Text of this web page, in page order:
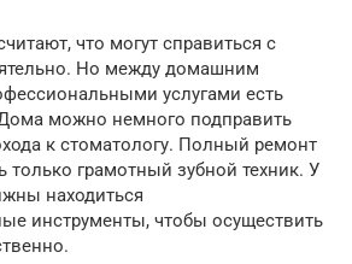
что могут справиться с
Но между домашним
услугами есть
можно немного подправить
к стоматологу. Полный ремонт
только грамотный зубной техник. У
находиться
инструменты, чтобы осуществить